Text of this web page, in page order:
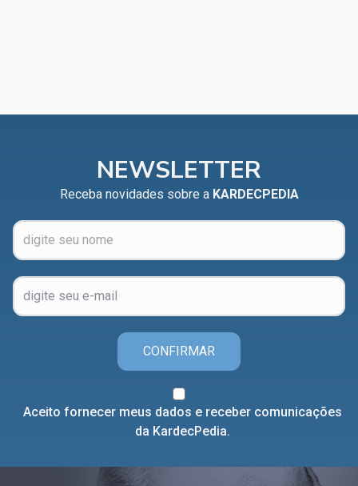
NEWSLETTER
Receba novidades sobre a KARDECPEDIA
CONFIRMAR
Aceito fornecer meus dados e receber comunicações
da KardecPedia.